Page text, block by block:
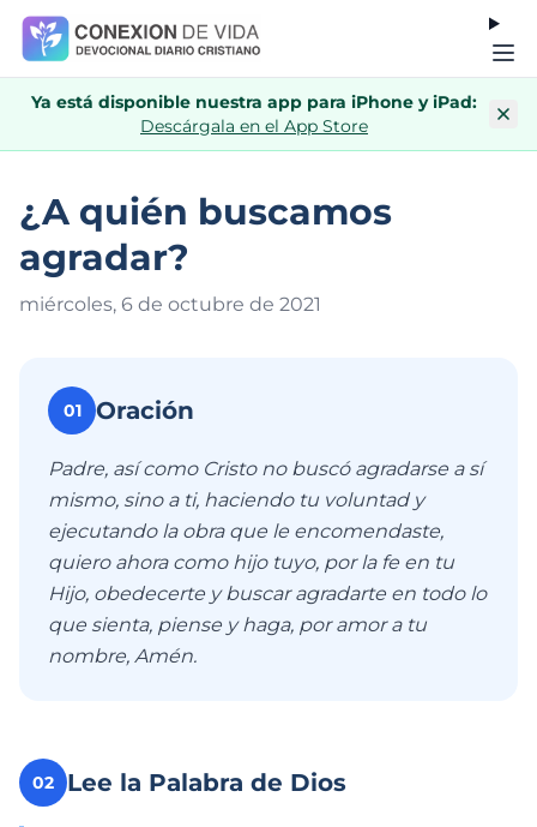
Ya está disponible nuestra app para iPhone y iPad:
Descárgala en el App Store
¿A quién buscamos
agradar?
miércoles, 6 de octubre de 2021
01 Oración
Padre, así como Cristo no buscó agradarse a sí
mismo, sino a ti, haciendo tu voluntad y
ejecutando la obra que le encomendaste,
quiero ahora como hijo tuyo, por la fe en tu
Hijo, obedecerte y buscar agradarte en todo lo
que sienta, piense y haga, por amor a tu
nombre, Amén.
02 Lee la Palabra de Dios